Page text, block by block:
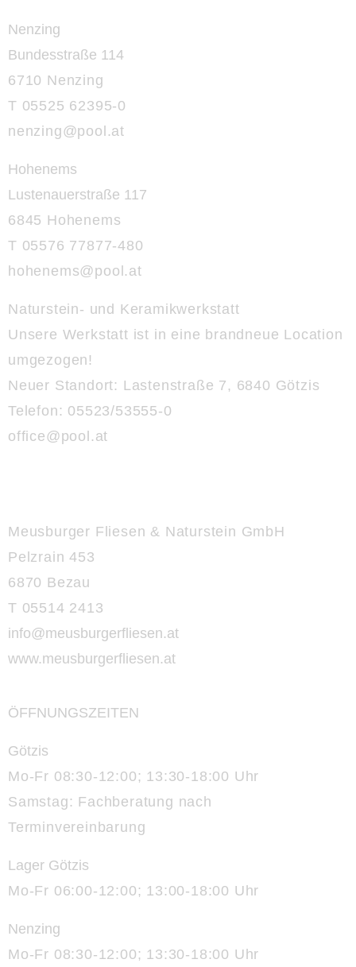
Nenzing
Bundesstraße 114
6710 Nenzing
T 05525 62395-0
nenzing@pool.at
Hohenems
Lustenauerstraße 117
6845 Hohenems
T 05576 77877-480
hohenems@pool.at
Naturstein- und Keramikwerkstatt
Unsere Werkstatt ist in eine brandneue Location
umgezogen!
Neuer Standort: Lastenstraße 7, 6840 Götzis
Telefon: 05523/53555-0
office@pool.at
Meusburger Fliesen & Naturstein GmbH
Pelzrain 453
6870 Bezau
T 05514 2413
info@meusburgerfliesen.at
www.meusburgerfliesen.at
ÖFFNUNGSZEITEN
Götzis
Mo-Fr 08:30-12:00; 13:30-18:00 Uhr
Samstag: Fachberatung nach
Terminvereinbarung
Lager Götzis
Mo-Fr 06:00-12:00; 13:00-18:00 Uhr
Nenzing
Mo-Fr 08:30-12:00; 13:30-18:00 Uhr